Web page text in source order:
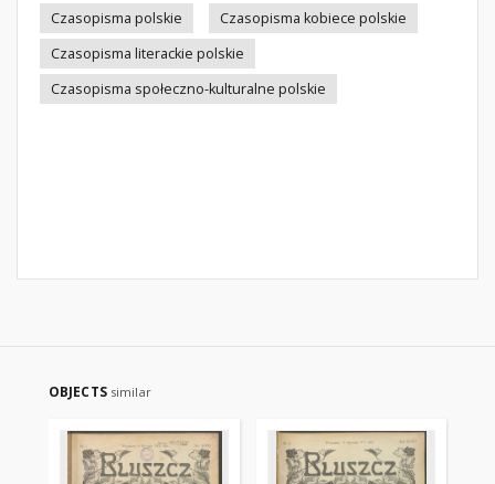
Czasopisma polskie
Czasopisma kobiece polskie
Czasopisma literackie polskie
Czasopisma społeczno-kulturalne polskie
OBJECTS similar